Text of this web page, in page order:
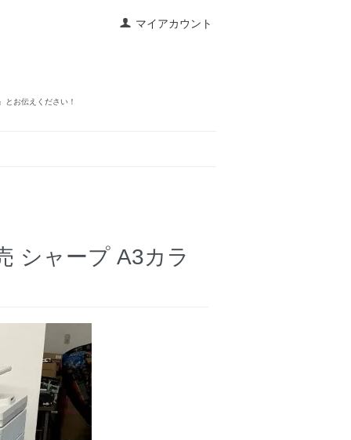
マイアカウント
お伝えください！
シャープ A3カラ